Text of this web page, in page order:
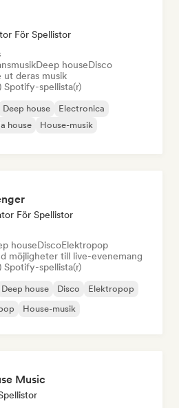
För Spellistor
Deep houseDisco
ut deras musik
Spotify-spellista(r)
Deep house
Electronica
house
House-musik
För Spellistor
houseDiscoElektropop
möjligheter till live-evenemang
Spotify-spellista(r)
Deep house Disco
Elektropop
House-musik
Music